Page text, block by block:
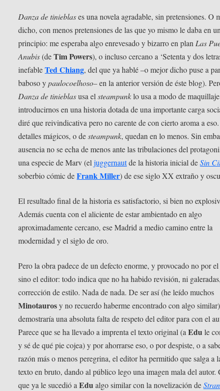
Danza de tinieblases una novela agradable, sin pretensiones. O
dicho, con menos pretensiones de las que yo mismo le daba en
principio: me esperaba algo enrevesado y bizarro en plan Las
Anubis(deTim Powers), o incluso cercano a ‘Setenta y dos
inefableTed Chiang, del que ya hablé –o mejor dicho puse a
baboso ypaulocoelhoso– en la anterior versión de éste blog).
Danza de tinieblasusa elsteampunklo usa a modo de
introducirnos en una historia dotada de una importante carga
diré que reivindicativa pero no carente de con cierto aroma a
detalles mágicos, o desteampunk, quedan en lo menos. Sin
ausencia no se echa de menos ante las tribulaciones del
una especie de Marv (eljuggernautde la historia inicial deSin
soberbio cómic deFrank Miller) de ese siglo XX extraño y
El resultado final de la historia es satisfactorio, si bien no
Además cuenta con el aliciente de estar ambientado en algo
aproximadamente cercano, ese Madrid a medio camino entre la
modernidad y el siglo de oro.
Pero la obra padece de un defecto enorme, y provocado no por
sino el editor: todo indica que no ha habido revisión, ni
corrección de estilo. Nada de nada. De ser así (he leído muchos
Minotaurosy no recuerdo haberme encontrado con algo similar)
demostraría una absoluta falta de respeto del editor para con el
Parece que se ha llevado a imprenta el texto original (aEdule
y sé de qué pie cojea) y por ahorrarse eso, o por despiste, o a
razón más o menos peregrina, el editor ha permitido que salga a
texto en bruto, dando al público lego una imagen mala del autor.
que ya le sucedió aEdualgo similar con la novelización de